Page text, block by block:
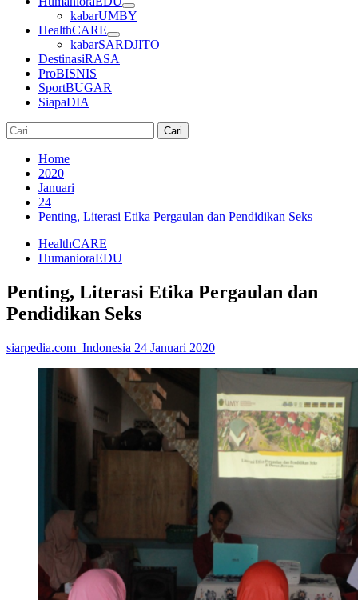
kabarUMBY
HealthCARE
kabarSARDJITO
DestinasiRASA
ProBISNIS
SportBUGAR
SiapaDIA
Cari
untuk:
Home
2020
Januari
24
Penting, Literasi Etika Pergaulan dan Pendidikan Seks
HealthCARE
HumanioraEDU
Penting, Literasi Etika Pergaulan dan
Pendidikan Seks
siarpedia.com_Indonesia 24 Januari 2020